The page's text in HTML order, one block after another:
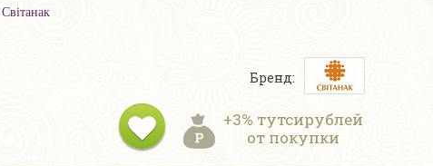
Бренд:
+3% тутсирублей
от покупки